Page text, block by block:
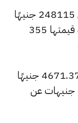
وارتفع سعر الأونصة بالجنيه ليصل إلى 248115 جنيهًا
للبيع و246695 جنيهًا للشراء، بزيادة قيمتها 355
وتراجع سعر الأونصة بالدولار ليسجل 4671.37 جنيهًا
للبيع و0 جنيهًا للشراء، بتراجع قدره 0 جنيهات عن